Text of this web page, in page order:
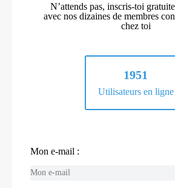
N’attends pas, inscris-toi
avec nos dizaines de membres
chez toi
1951
Utilisateurs en ligne
Mon e-mail :